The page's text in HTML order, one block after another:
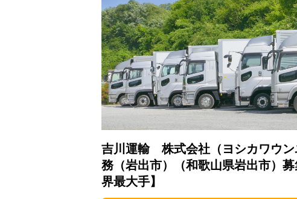
吉川運輸 株式会社（ヨシカワウ
務（岩出市）（和歌山県岩出市）
界最大手】